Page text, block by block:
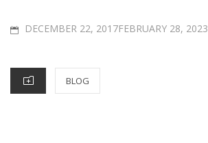
POSTEDDECEMBER 22, 2017FEBRUARY 28, 2023
CATEGORIES
BLOG